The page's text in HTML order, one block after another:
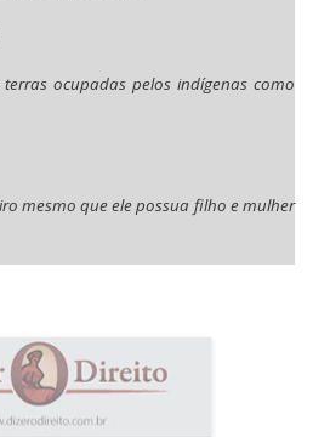
ocupadas pelos indígenas como
mesmo que ele possua filho e mulher